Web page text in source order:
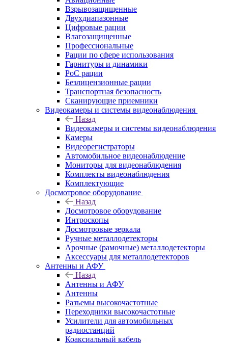
Взрывозащищенные
Двухдиапазонные
Цифровые рации
Влагозащищенные
Профессиональные
Рации по сфере использования
Гарнитуры и динамики
PoC рации
Безлицензионные рации
Транспортная безопасность
Сканирующие приемники
Видеокамеры и системы видеонаблюдения
Назад
Видеокамеры и системы видеонаблюдения
Камеры
Видеорегистраторы
Автомобильное видеонаблюдение
Мониторы для видеонаблюдения
Комплекты видеонаблюдения
Комплектующие
Досмотровое оборудование
Назад
Досмотровое оборудование
Интроскопы
Досмотровые зеркала
Ручные металлодетекторы
Арочные (рамочные) металлодетекторы
Аксессуары для металлодетекторов
Антенны и АФУ
Назад
Антенны и АФУ
Антенны
Разъемы высокочастотные
Переходники высокочастотные
Усилители для автомобильных
радиостанций
Коаксиальный кабель